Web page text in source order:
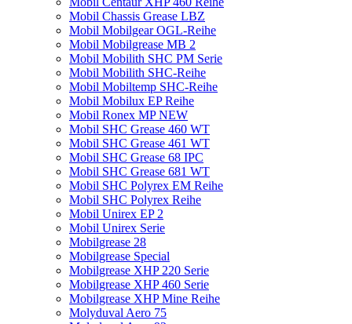
Mobil Chassis Grease LBZ
Mobil Mobilgear OGL-Reihe
Mobil Mobilgrease MB 2
Mobil Mobilith SHC PM Serie
Mobil Mobilith SHC-Reihe
Mobil Mobiltemp SHC-Reihe
Mobil Mobilux EP Reihe
Mobil Ronex MP NEW
Mobil SHC Grease 460 WT
Mobil SHC Grease 461 WT
Mobil SHC Grease 68 IPC
Mobil SHC Grease 681 WT
Mobil SHC Polyrex EM Reihe
Mobil SHC Polyrex Reihe
Mobil Unirex EP 2
Mobil Unirex Serie
Mobilgrease 28
Mobilgrease Special
Mobilgrease XHP 220 Serie
Mobilgrease XHP 460 Serie
Mobilgrease XHP Mine Reihe
Molyduval Aero 75